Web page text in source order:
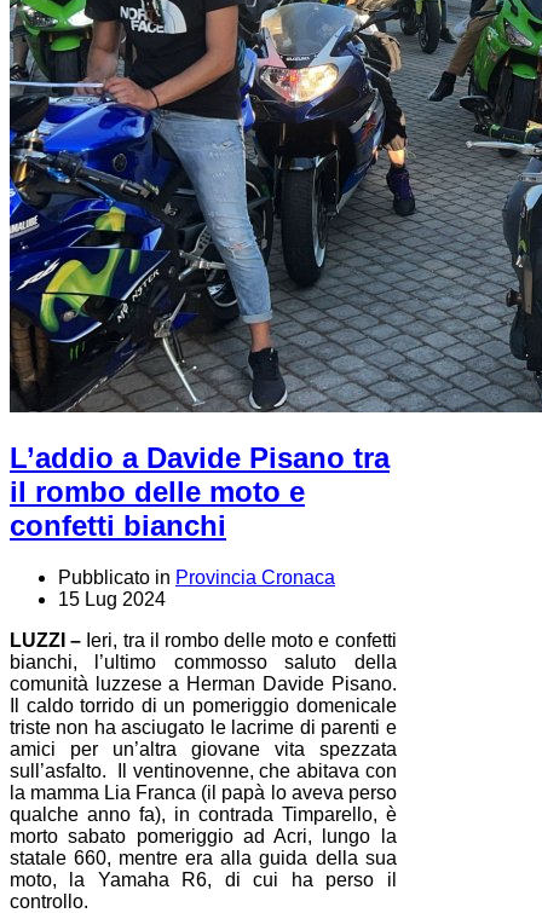
L’addio a Davide Pisano tra
il rombo delle moto e
confetti bianchi
Pubblicato in Provincia Cronaca
15 Lug 2024
LUZZI – Ieri, tra il rombo delle moto e confetti
bianchi, l’ultimo commosso saluto della
comunità luzzese a Herman Davide Pisano.
Il caldo torrido di un pomeriggio domenicale
triste non ha asciugato le lacrime di parenti e
amici per un’altra giovane vita spezzata
sull’asfalto. Il ventinovenne, che abitava con
la mamma Lia Franca (il papà lo aveva perso
qualche anno fa), in contrada Timparello, è
morto sabato pomeriggio ad Acri, lungo la
statale 660, mentre era alla guida della sua
moto, la Yamaha R6, di cui ha perso il
controllo.